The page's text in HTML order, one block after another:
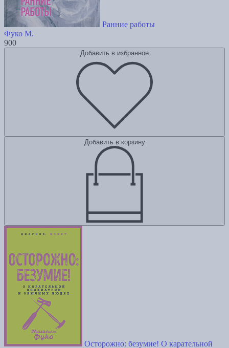
Ранние работы
Фуко М.
900
Добавить в избранное
Добавить в корзину
Осторожно: безумие! О карательной